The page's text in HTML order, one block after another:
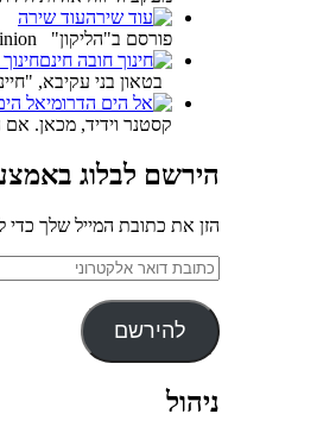
עוד שירה
פורסם ב"הליקון" Second opinion …
בטאון בני עקיבא,
אל
קסטנר וידיד, מכאן. אם
הירשם לבלוג
הזן את כתובת המייל שלך
כתובת
דואר
אלקטרוני
להירשם
ניהול